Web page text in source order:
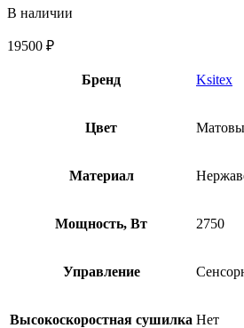
В наличии
19500 ₽
Бренд Ksitex
Цвет
Материал
Мощность, Вт 2750
Управление
Высокоскоростная сушилка Нет